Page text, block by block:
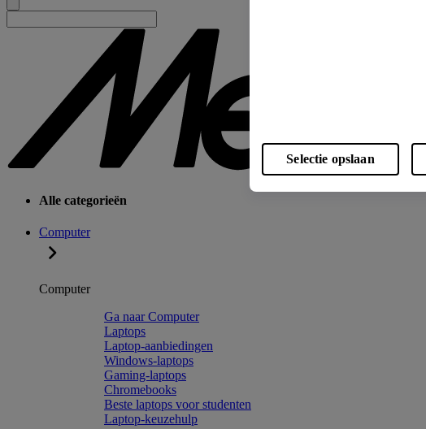
Alle categorieën
Computer
Computer
Ga naar Computer
Laptops
Laptop-aanbiedingen
Windows-laptops
Gaming-laptops
Chromebooks
Beste laptops voor studenten
Laptop-keuzehulp
Selectie opslaan